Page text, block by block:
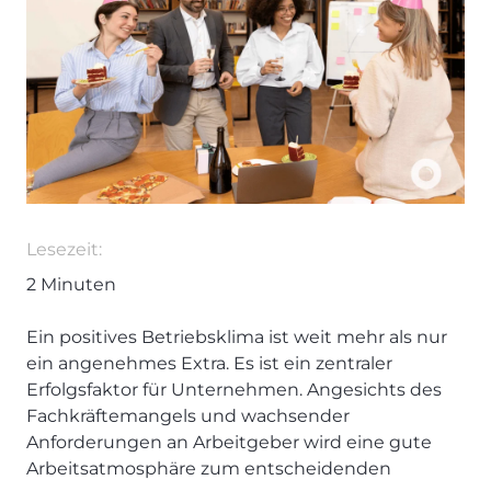
Lesezeit:
2 Minuten
Ein positives Betriebsklima ist weit mehr als nur
ein angenehmes Extra. Es ist ein zentraler
Erfolgsfaktor für Unternehmen. Angesichts des
Fachkräftemangels und wachsender
Anforderungen an Arbeitgeber wird eine gute
Arbeitsatmosphäre zum entscheidenden